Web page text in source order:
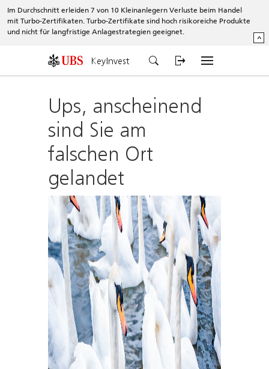
Im Durchschnitt erleiden 7 von 10 Kleinanlegern Verluste beim Handel
mit Turbo-Zertifikaten. Turbo-Zertifikate sind hoch risikoreiche Produkte
und nicht für langfristige Anlagestrategien geeignet.
^
KeyInvest
Ups, anscheinend
sind Sie am
falschen Ort
gelandet